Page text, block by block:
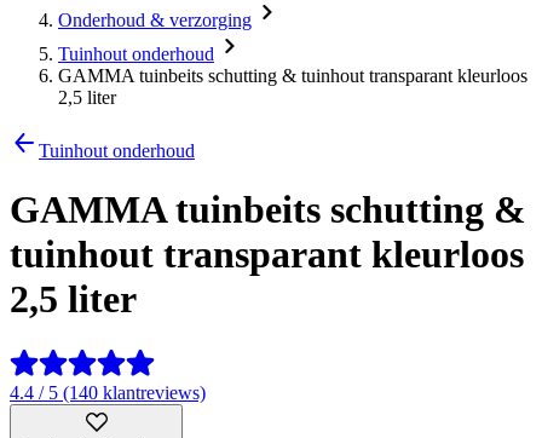
Onderhoud & verzorging
Tuinhout onderhoud
GAMMA tuinbeits schutting & tuinhout transparant kleurloos
2,5 liter
Tuinhout onderhoud
GAMMA tuinbeits schutting &
tuinhout transparant kleurloos
2,5 liter
4.4 / 5 (140 klantreviews)